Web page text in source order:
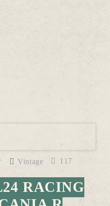
Vintage 117
RACING